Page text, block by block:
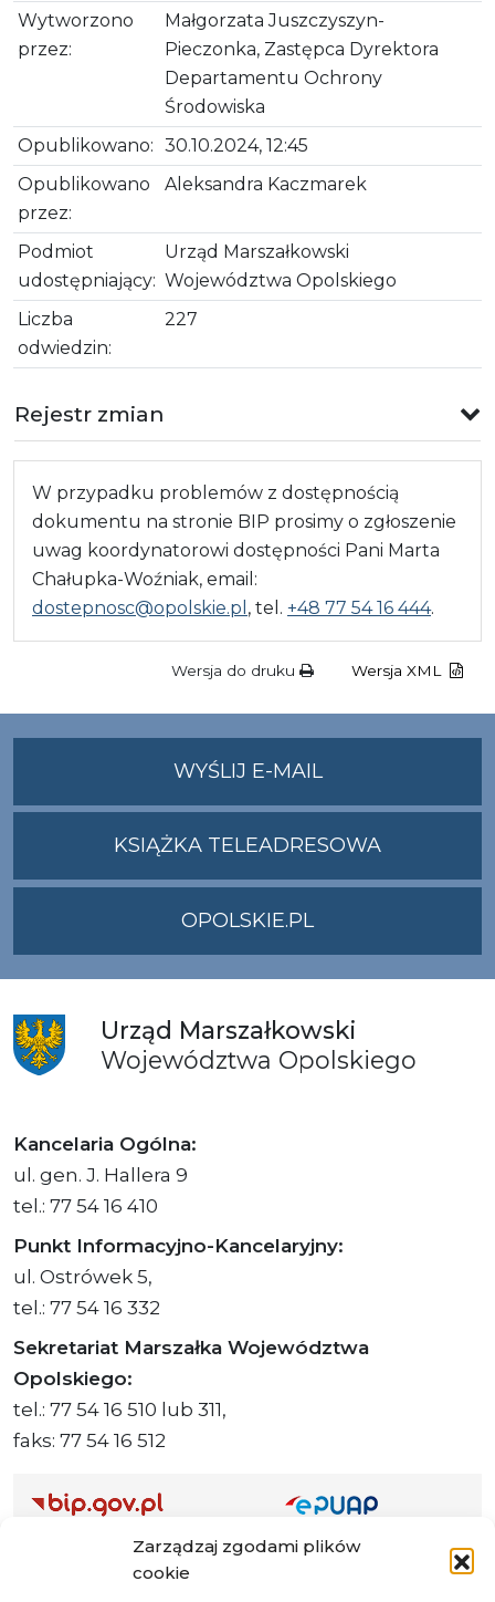
Zarządzaj zgodami plików
cookie
Wytworzono
przez:
Małgorzata Juszczyszyn-
Pieczonka, Zastępca Dyrektora
Departamentu Ochrony
Środowiska
Opublikowano: 30.10.2024, 12:45
Opublikowano
przez:
Aleksandra Kaczmarek
Podmiot
udostępniający:
Urząd Marszałkowski
Województwa Opolskiego
Liczba
odwiedzin:
227
Rejestr zmian
W przypadku problemów z dostępnością
dokumentu na stronie BIP prosimy o zgłoszenie
uwag koordynatorowi dostępności Pani Marta
Chałupka-Woźniak, email:
dostepnosc@opolskie.pl , tel. +48 77 54 16 444.
Wersja do druku Wersja XML
WYŚLIJ E-MAILNA
ADRES
KSIĄŻKA TELEADRESOWA
OPOLSKIE.PL
Urząd Marszałkowski
Województwa Opolskiego
Kancelaria Ogólna:
ul. gen. J. Hallera 9
tel.: 77 54 16 410
Punkt Informacyjno-Kancelaryjny:
ul. Ostrówek 5,
tel.: 77 54 16 332
Sekretariat Marszałka Województwa
Opolskiego:
tel.: 77 54 16 510 lub 311,
faks: 77 54 16 512
Adres ePUAP Urzędu: /q877fxtk55/SkrytkaESP
Adres do e-Doręczeń